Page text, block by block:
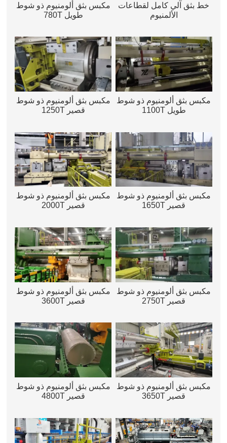
خط بثق آلي كامل لقطاعات
الألمنيوم
مكبس بثق ألومنيوم ذو شوط
طويل 780T
مكبس بثق ألومنيوم ذو شوط
طويل 1100T
مكبس بثق ألومنيوم ذو شوط
قصير 1250T
مكبس بثق ألومنيوم ذو شوط
قصير 1650T
مكبس بثق ألومنيوم ذو شوط
قصير 2000T
مكبس بثق ألومنيوم ذو شوط
قصير 2750T
مكبس بثق ألومنيوم ذو شوط
قصير 3600T
مكبس بثق ألومنيوم ذو شوط
قصير 3650T
مكبس بثق ألومنيوم ذو شوط
قصير 4800T